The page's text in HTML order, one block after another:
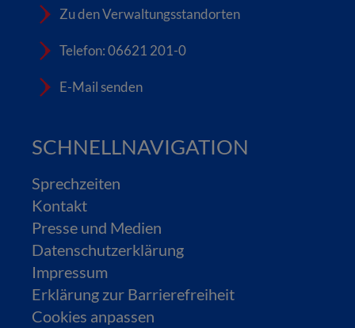
Zu den Verwaltungsstandorten
Telefon: 06621 201-0
E-Mail senden
SCHNELLNAVIGATION
Sprechzeiten
Kontakt
Presse und Medien
Datenschutzerklärung
Impressum
Erklärung zur Barrierefreiheit
Cookies anpassen